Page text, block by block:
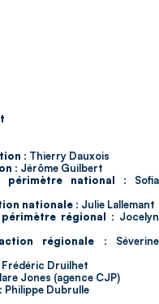
: Thierry Dauxois
: Jérôme Guilbert
périmètre national : Sofia
nationale : Julie Lallemant
régional : Jocelyn
régionale : Séverine
Frédéric Druilhet
Jones (agence CJP)
Philippe Dubrulle